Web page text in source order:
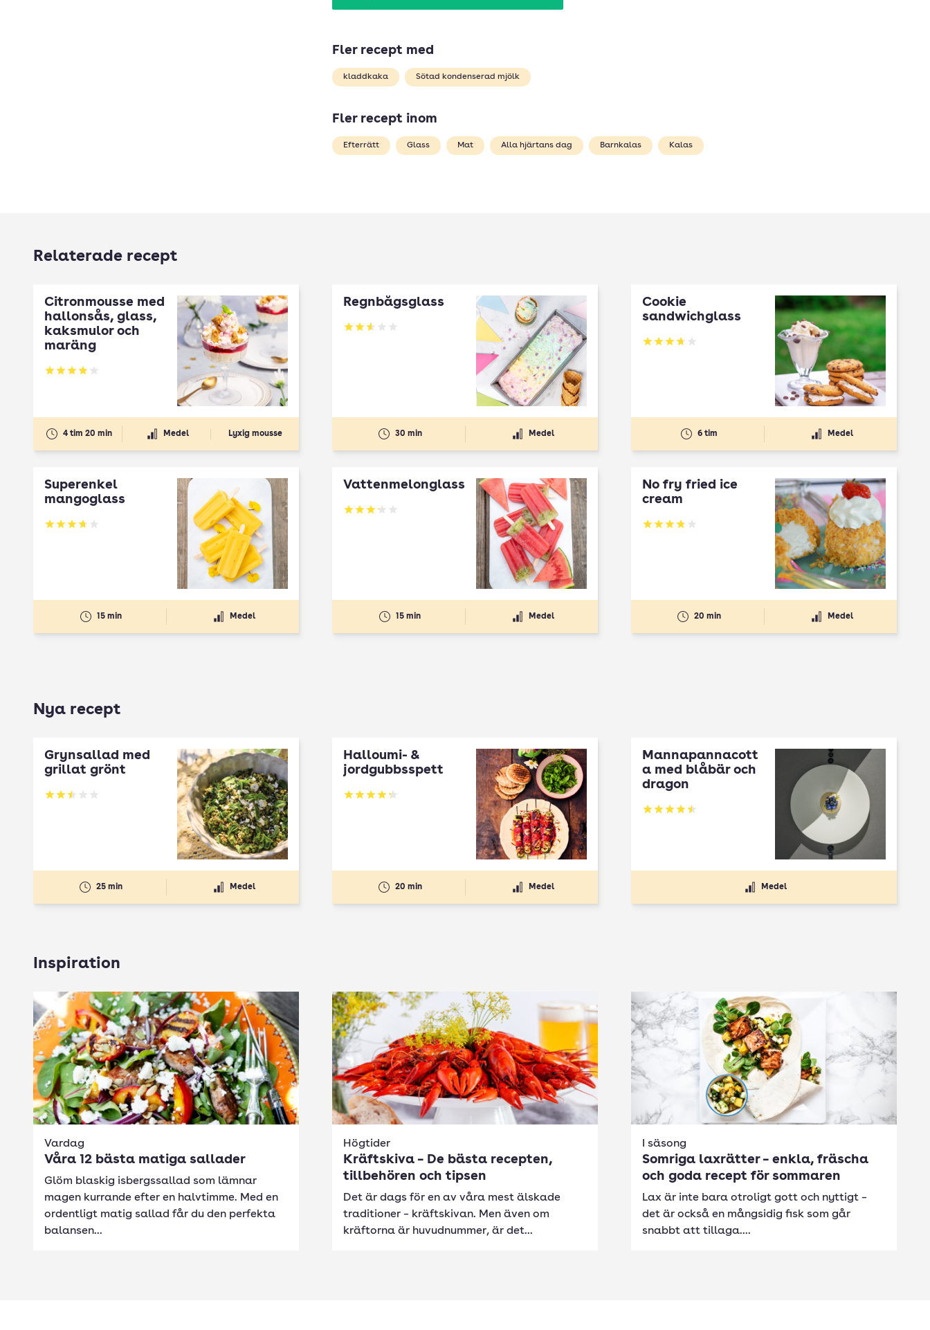
Fler recept med
kladdkaka Sötad kondenserad mjölk
Fler recept inom
Efterrätt Glass Mat Alla hjärtans dag Barnkalas Kalas
Relaterade recept
Citronmousse med
hallonsås, glass,
kaksmulor och
maräng
Betyg: 3.87 av 5
4 tim 20 min Medel Lyxig mousse
Regnbågsglass
Betyg: 2.56 av 5
30 min Medel
Cookie
sandwichglass
Betyg: 3.75 av 5
6 tim Medel
Superenkel
mangoglass
Betyg: 3.74 av 5
15 min Medel
Vattenmelonglass
Betyg: 3.2 av 5
15 min Medel
No fry fried ice
cream
Betyg: 3.82 av 5
20 min Medel
Nya recept
Grynsallad med
grillat grönt
Betyg: 2.5 av 5
25 min Medel
Halloumi- &
jordgubbsspett
Betyg: 4.3 av 5
20 min Medel
Mannapannacott
a med blåbär och
dragon
Betyg: 4.5 av 5
Medel
Inspiration
Vardag
Våra 12 bästa matiga sallader
Glöm blaskig isbergssallad som lämnar
magen kurrande efter en halvtimme. Med en
ordentligt matig sallad får du den perfekta
balansen...
Högtider
Kräftskiva – De bästa recepten,
tillbehören och tipsen
Det är dags för en av våra mest älskade
traditioner – kräftskivan. Men även om
kräftorna är huvudnummer, är det...
I säsong
Somriga laxrätter – enkla, fräscha
och goda recept för sommaren
Lax är inte bara otroligt gott och nyttigt –
det är också en mångsidig fisk som går
snabbt att tillaga....